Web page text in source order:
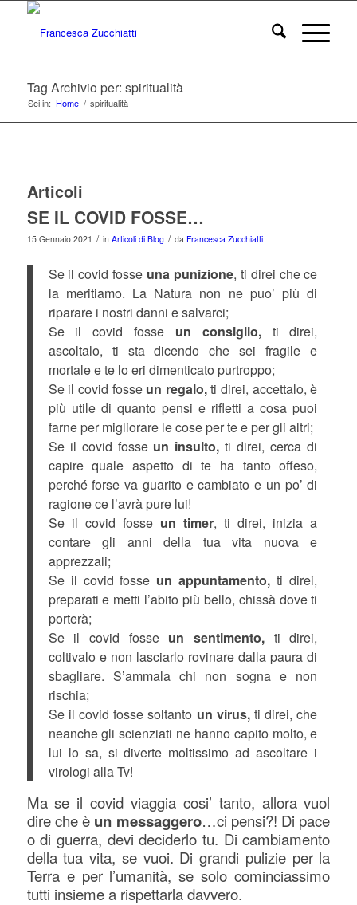
Tag Archivio per: spiritualità
Sei in: Home / spiritualità
Articoli
SE IL COVID FOSSE…
15 Gennaio 2021 / in Articoli di Blog / da Francesca Zucchiatti
Se il covid fosse una punizione, ti direi che ce
la meritiamo. La Natura non ne puo’ più di
riparare i nostri danni e salvarci;
Se il covid fosse un consiglio,ti direi,
ascoltalo, ti sta dicendo che sei fragile e
mortale e te lo eri dimenticato purtroppo;
Se il covid fosse un regalo,ti direi, accettalo, è
più utile di quanto pensi e rifletti a cosa puoi
farne per migliorare le cose per te e per gli altri;
Se il covid fosse un insulto, ti direi, cerca di
capire quale aspetto di te ha tanto offeso,
perché forse va guarito e cambiato e un po’ di
ragione ce l’avrà pure lui!
Se il covid fosse un timer, ti direi, inizia a
contare gli anni della tua vita nuova e
apprezzali;
Se il covid fosse un appuntamento, ti direi,
preparati e metti l’abito più bello, chissà dove ti
porterà;
Se il covid fosse un sentimento, ti direi,
coltivalo e non lasciarlo rovinare dalla paura di
sbagliare. S’ammala chi non sogna e non
rischia;
Se il covid fosse soltanto un virus,ti direi, che
neanche gli scienziati ne hanno capito molto, e
lui lo sa, si diverte moltissimo ad ascoltare i
virologi alla Tv!
Ma se il covid viaggia cosi’ tanto, allora vuol
dire che è un messaggero…ci pensi?! Di pace
o di guerra, devi deciderlo tu. Di cambiamento
della tua vita, se vuoi. Di grandi pulizie per la
Terra e per l’umanità, se solo cominciassimo
tutti insieme a rispettarla davvero.